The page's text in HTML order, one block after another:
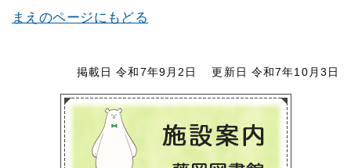
まえのページにもどる
掲載日 令和7年9月2日 更新日 令和7年10月3日